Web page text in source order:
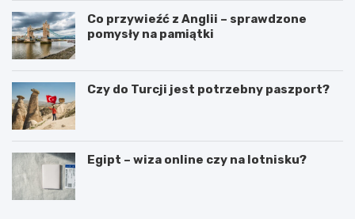
Co przywieźć z Anglii – sprawdzone
pomysły na pamiątki
Czy do Turcji jest potrzebny paszport?
Egipt – wiza online czy na lotnisku?
T
W